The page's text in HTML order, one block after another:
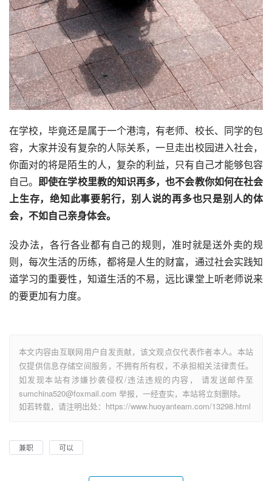
在学校，毕竟还是属于一个港湾，有老师、校长、同学的包
容，大家并没有复杂的人际关系，一旦走出校园进入社会，
你面对的将是陌生的人，复杂的利益，只有自己才能够包容
自己。 即使在学校里教的知识再多，也不会教你如何在社会
上生存，绝知此事要躬行，别人说的再多也只是别人的体
会，不如自己亲身体会。
没办法，各行各业都有自己的规则，准时就是送外卖的规
则，每次生活的历练，都将是人生的财富，通过社会实践知
道学习的重要性，知道生活的不易，远比课堂上听老师说来
的要更加有力度。
本文内容由互联网用户自发贡献，该文观点仅代表作者本人。本站
仅提供信息存储空间服务，不拥有所有权，不承担相关法律责任。
如发现本站有涉嫌抄袭侵权/违法违规的内容， 请发送邮件至
sumchina520@foxmail.com 举报，一经查实，本站将立刻删除。
如若转载，请注明出处：https://www.huoyanteam.com/13298.html
兼职 可以